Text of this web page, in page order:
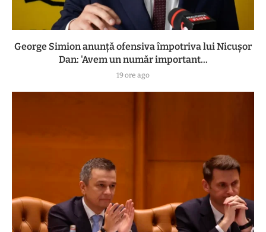
George Simion anunță ofensiva împotriva lui Nicușor
Dan: 'Avem un număr important...
19 ore ago